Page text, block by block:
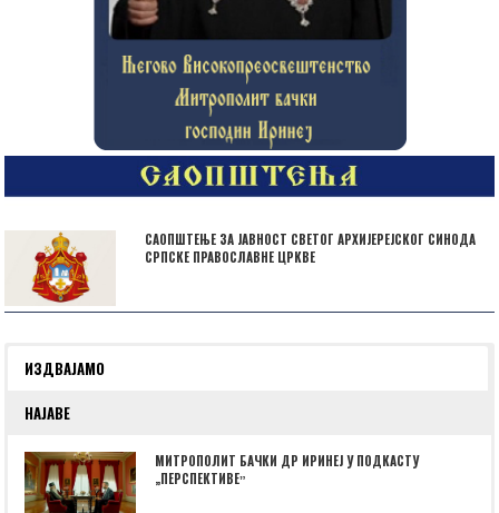
САОПШТЕЊЕ ЗА ЈАВНОСТ СВЕТОГ АРХИЈЕРЕЈСКОГ СИНОДА
СРПСКЕ ПРАВОСЛАВНЕ ЦРКВЕ
ИЗДВАЈАМО
НАЈАВЕ
МИТРОПОЛИТ БАЧКИ ДР ИРИНЕЈ У ПОДКАСТУ
„ПЕРСПЕКТИВЕˮ